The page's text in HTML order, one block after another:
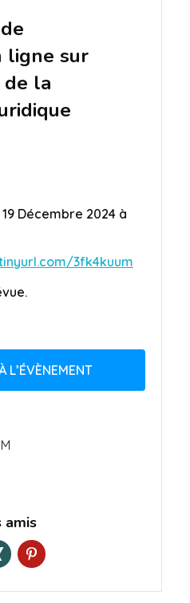
ligne sur
de la
Décembre 2024 à
3fk4kuum
L’ÉVÈNEMENT
amis